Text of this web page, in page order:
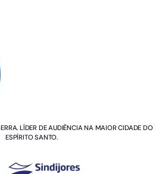
LÍDER DE AUDIÊNCIA NA MAIOR CIDADE DO
ESPÍRITO SANTO.